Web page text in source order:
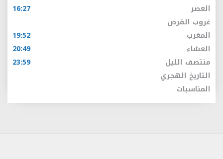
العصر
16:27
غروب القرص
المغرب
19:52
العشاء
20:49
منتصف الليل
23:59
التاريخ الهجري
المناسبات